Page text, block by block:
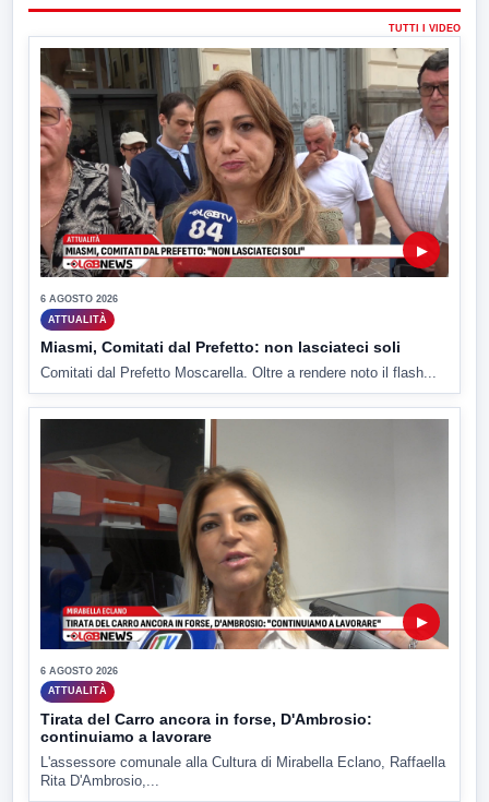
TUTTI I VIDEO
▶
6 AGOSTO 2026
ATTUALITÀ
Miasmi, Comitati dal Prefetto: non lasciateci soli
Comitati dal Prefetto Moscarella. Oltre a rendere noto il flash...
▶
6 AGOSTO 2026
ATTUALITÀ
Tirata del Carro ancora in forse, D'Ambrosio:
continuiamo a lavorare
L'assessore comunale alla Cultura di Mirabella Eclano, Raffaella
Rita D'Ambrosio,...